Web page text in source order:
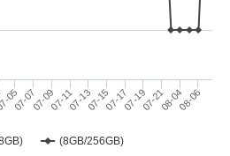
(8GB/256GB)
0507-0707-0907-1107-1307-1507-1707-1907-2108-0408-06